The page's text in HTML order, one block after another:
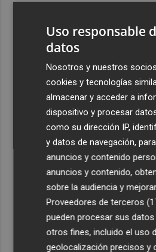
la atención al nacimiento
El proyecto 'Gramola' evalúa
para reducir las alteraciones
mollar de Elche
El talento murciano conquista
'Aguas peligrosas' de Conan el
Recibe toda la
Plaza Podcast
Quiero
Uso responsable
datos
Nosotros y nuestros
cookies y tecnologías
almacenar y acceder a
dispositivo y procesar
como su dirección IP,
y datos de navegación,
anuncios y contenido
anuncios y contenido,
sobre la audiencia y
Proveedores de terceros
pueden procesar sus
otros fines, incluido el uso
geolocalización precisos y